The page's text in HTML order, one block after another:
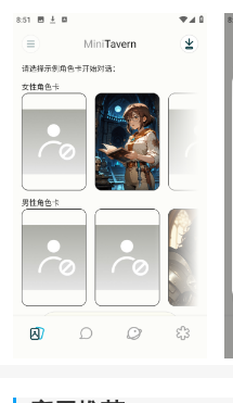
转换成中文。
2.使用软件的次数越多，
懂你的内心。
3.软件没有内置任何烦人
受到广告影响。
MiniTavern怎么用：
1、打开软件点击直接开始。